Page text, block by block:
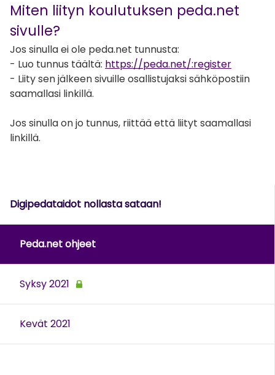
Miten liityn koulutuksen peda.net
sivulle?
Jos sinulla ei ole peda.net tunnusta:
- Luo tunnus täältä: https://peda.net/:register
- Liity sen jälkeen sivuille osallistujaksi sähköpostiin
saamallasi linkillä.
Jos sinulla on jo tunnus, riittää että liityt saamallasi
linkillä.
Digipedataidot nollasta sataan!
Peda.net ohjeet
Syksy 2021
Kevät 2021